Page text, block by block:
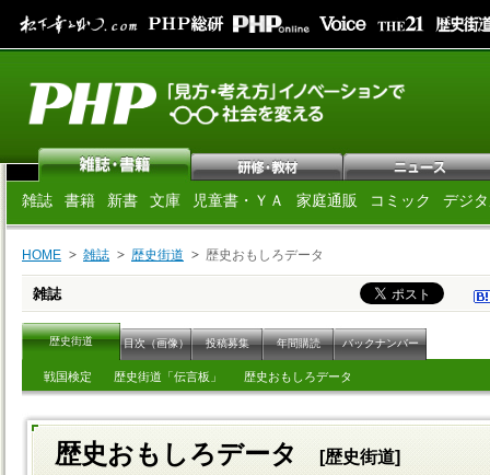
雑誌 書籍 新書 文庫 児童書・ＹＡ 家庭通販 コミック デジ
HOME 雑誌 歴史街道 歴史おもしろデータ
雑誌
歴史街道 目次（画像） 投稿募集 年間購読 バックナンバー
戦国検定 歴史街道「伝言板」 歴史おもしろデータ
歴史おもしろデータ [歴史街道]